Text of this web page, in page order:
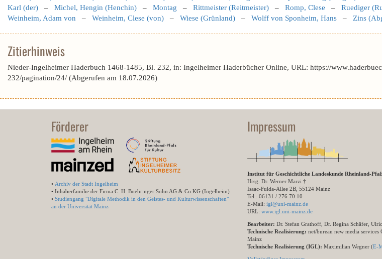
Karl (der) – Michel, Hengin (Henchin) – Montag – Rittmeister (Reitmeister) – Romp, Clese – Ruediger
Weinheim, Adam von – Weinheim, Clese (von) – Wiese (Grünland) – Wolff von Sponheim, Hans – Zins
Zitierhinweis
Nieder-Ingelheimer Haderbuch 1468-1485, Bl. 232, in: Ingelheimer Haderbücher Online, URL: https://
232/pagination/24/ (Abgerufen am 18.07.2026)
Förderer
• Archiv der Stadt Ingelheim
• Inhaberfamilie der Firma C. H. Boehringer Sohn AG & Co.KG (Ingelheim)
• Studiengang "Digitale Methodik in den Geistes- und Kulturwissenschaften"
an der Universität Mainz
Impressum
Institut für Geschichtliche Landeskunde Rheinland-
Hrsg. Dr. Werner Marzi †
Isaac-Fulda-Allee 2B, 55124 Mainz
Tel.: 06131 / 276 70 10
E-Mail: igl@uni-mainz.de
URL: www.igl.uni-mainz.de
Bearbeiter: Dr. Stefan Grathoff, Dr. Regina Schäfer,
Technische Realisierung: net/bureau new media services
Mainz
Technische Realisierung (IGL): Maximilian Wegner (E-